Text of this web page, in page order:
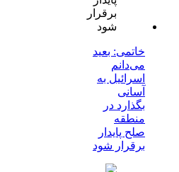
خاتمی: بعید
می‌دانم
اسرائیل به
آسانی
بگذارد در
منطقه
صلح پایدار
برقرار شود